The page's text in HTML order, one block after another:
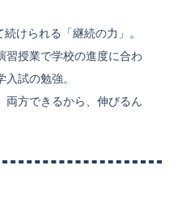
けられる「継続の力」。
授業で学校の進度に合わ
試の勉強。
方できるから、伸びるん